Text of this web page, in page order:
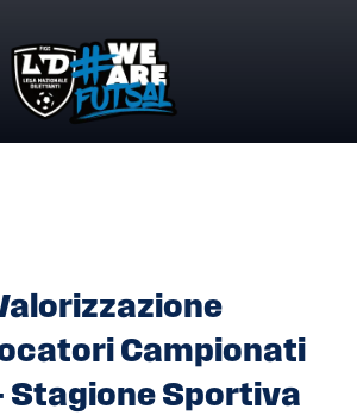
Campionati
Stagione Sportiva